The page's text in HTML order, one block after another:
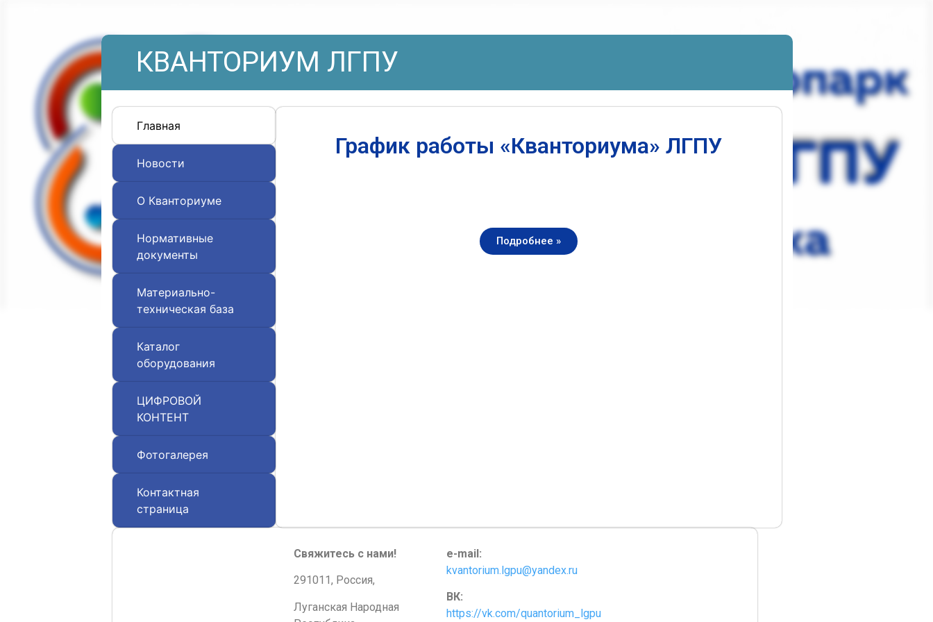
КВАНТОРИУМ ЛГПУ
Главная
Новости
О Кванториуме
Нормативные
документы
Материально-
техническая база
Каталог
оборудования
ЦИФРОВОЙ
КОНТЕНТ
Фотогалерея
Контактная
страница
График работы «Кванториума» ЛГПУ
Подробнее »
Свяжитесь с нами!
291011, Россия,
Луганская Народная
e-mail:
kvantorium.lgpu@yandex.ru
ВК:
https://vk.com/quantorium_lgpu